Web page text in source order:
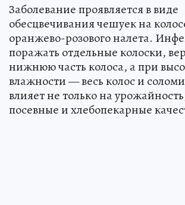
Заболевание проявляется в виде
обесцвечивания чешуек на
оранжево-розового налета.
поражать отдельные колоски,
нижнюю часть колоса, а при
влажности — весь колос и
влияет не только на
посевные и хлебопекарные